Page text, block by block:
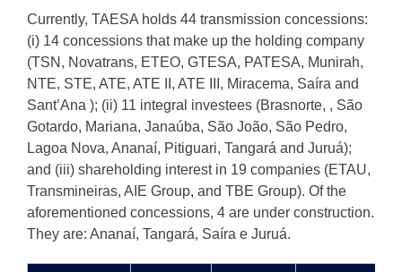
Currently, TAESA holds 44 transmission concessions:
(i) 14 concessions that make up the holding company
(TSN, Novatrans, ETEO, GTESA, PATESA, Munirah,
NTE, STE, ATE, ATE II, ATE III, Miracema, Saíra and
Sant’Ana ); (ii) 11 integral investees (Brasnorte, , São
Gotardo, Mariana, Janaúba, São João, São Pedro,
Lagoa Nova, Ananaí, Pitiguari, Tangará and Juruá);
and (iii) shareholding interest in 19 companies (ETAU,
Transmineiras, AIE Group, and TBE Group). Of the
aforementioned concessions, 4 are under construction.
They are: Ananaí, Tangará, Saíra e Juruá.